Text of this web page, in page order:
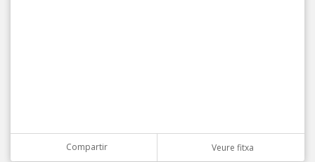
Compartir Veure fitxa